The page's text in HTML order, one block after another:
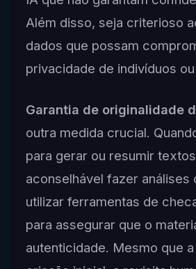
Além disso, seja criterioso
dados que possam
privacidade de indivíduos
Garantia de originalidade
outra medida crucial.
para gerar ou resumir
aconselhável fazer análises
utilizar ferramentas de
para assegurar que o
autenticidade. Mesmo que